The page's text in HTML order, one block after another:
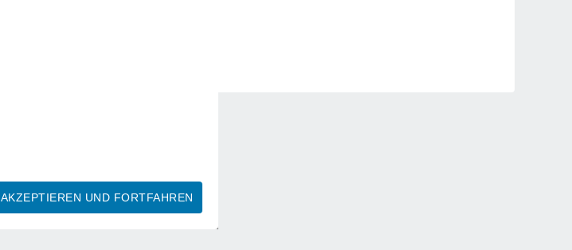
AKZEPTIEREN UND FORTFAHREN